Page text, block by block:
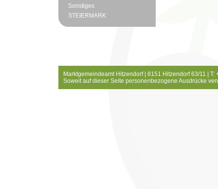
Sonstiges
STEIERMARK
Marktgemeindeamt Hitzendorf | 8151 Hitzendorf 63/11 |
Soweit auf dieser Seite personenbezogene Ausdrücke